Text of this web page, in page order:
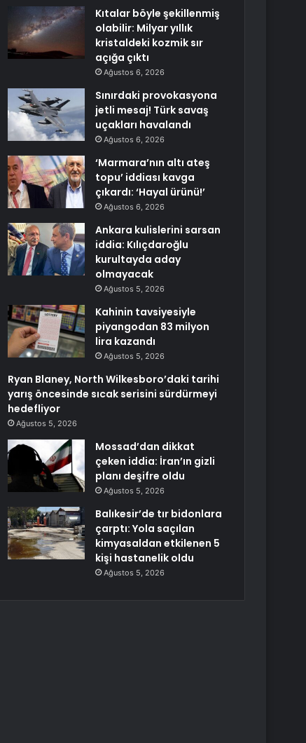
Kıtalar böyle şekillenmiş
olabilir: Milyar yıllık
kristaldeki kozmik sır
açığa çıktı
Ağustos 6, 2026
Sınırdaki provokasyona
jetli mesaj! Türk savaş
uçakları havalandı
Ağustos 6, 2026
‘Marmara’nın altı ateş
topu’ iddiası kavga
çıkardı: ‘Hayal ürünü!’
Ağustos 6, 2026
Ankara kulislerini sarsan
iddia: Kılıçdaroğlu
kurultayda aday
olmayacak
Ağustos 5, 2026
Kahinin tavsiyesiyle
piyangodan 83 milyon
lira kazandı
Ağustos 5, 2026
Ryan Blaney, North Wilkesboro’daki tarihi
yarış öncesinde sıcak serisini sürdürmeyi
hedefliyor
Ağustos 5, 2026
Mossad’dan dikkat
çeken iddia: İran’ın gizli
planı deşifre oldu
Ağustos 5, 2026
Balıkesir’de tır bidonlara
çarptı: Yola saçılan
kimyasaldan etkilenen 5
kişi hastanelik oldu
Ağustos 5, 2026